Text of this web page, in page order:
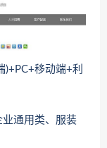
移动端+利
通用类、服装